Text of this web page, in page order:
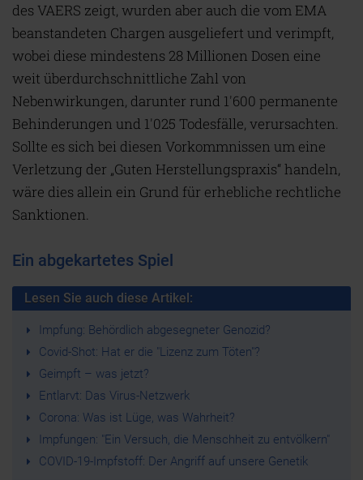
des VAERS zeigt, wurden aber auch die vom EMA
beanstandeten Chargen ausgeliefert und verimpft,
wobei diese mindestens 28 Millionen Dosen eine
weit überdurchschnittliche Zahl von
Nebenwirkungen, darunter rund 1'600 permanente
Behinderungen und 1'025 Todesfälle, verursachten.
Sollte es sich bei diesen Vorkommnissen um eine
Verletzung der „Guten Herstellungspraxis“ handeln,
wäre dies allein ein Grund für erhebliche rechtliche
Sanktionen.
Ein abgekartetes Spiel
Lesen Sie auch diese Artikel:
Impfung: Behördlich abgesegneter Genozid?
Covid-Shot: Hat er die "Lizenz zum Töten"?
Geimpft – was jetzt?
Entlarvt: Das Virus-Netzwerk
Corona: Was ist Lüge, was Wahrheit?
Impfungen: "Ein Versuch, die Menschheit zu entvölkern"
COVID-19-Impfstoff: Der Angriff auf unsere Genetik